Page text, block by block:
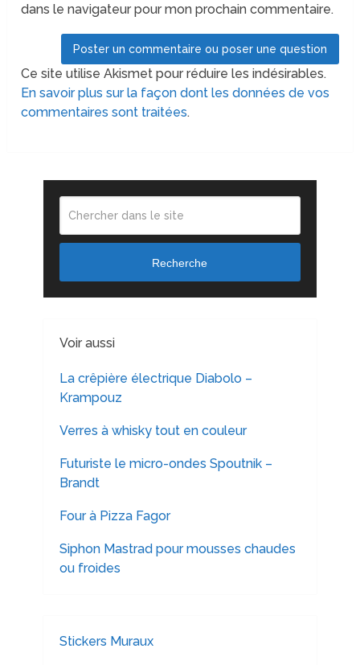
dans le navigateur pour mon prochain commentaire.
Ce site utilise Akismet pour réduire les indésirables.
En savoir plus sur la façon dont les données de vos
commentaires sont traitées.
Recherche
Voir aussi
La crêpière électrique Diabolo –
Krampouz
Verres à whisky tout en couleur
Futuriste le micro-ondes Spoutnik –
Brandt
Four à Pizza Fagor
Siphon Mastrad pour mousses chaudes
ou froides
Stickers Muraux